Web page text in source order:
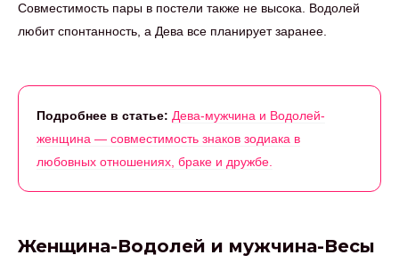
Совместимость пары в постели также не высока. Водолей
любит спонтанность, а Дева все планирует заранее.
Подробнее в статье: Дева-мужчина и Водолей-
женщина — совместимость знаков зодиака в
любовных отношениях, браке и дружбе.
Женщина-Водолей и мужчина-Весы